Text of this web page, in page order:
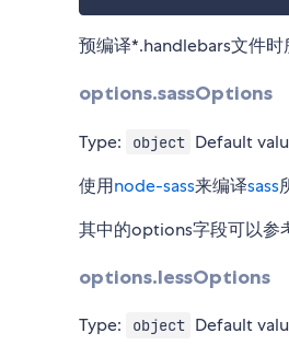
预编译*.handlebars文件时
options.sassOptions
Type: object Default
使用node-sass来编译sass
其中的options字段可以参
options.lessOptions
Type: object Default